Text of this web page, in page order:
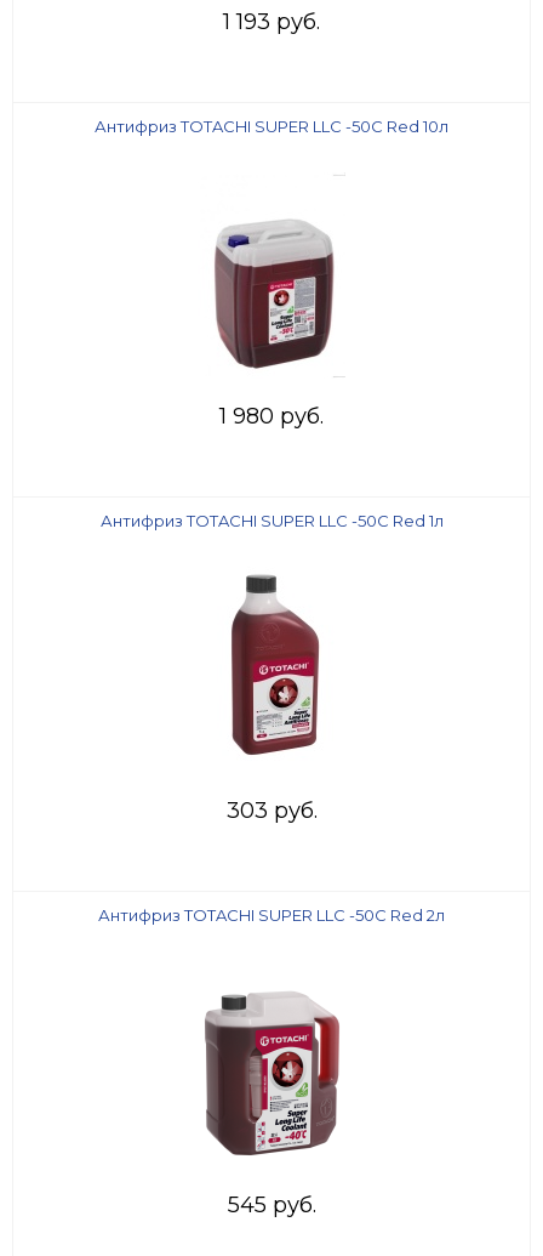
1 193 руб.
Антифриз TOTACHI SUPER LLC -50C Red 10л
1 980 руб.
Антифриз TOTACHI SUPER LLC -50C Red 1л
303 руб.
Антифриз TOTACHI SUPER LLC -50C Red 2л
545 руб.